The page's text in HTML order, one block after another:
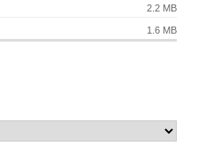
2.2 MB
1.6 MB